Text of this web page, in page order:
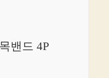
밴드 4P